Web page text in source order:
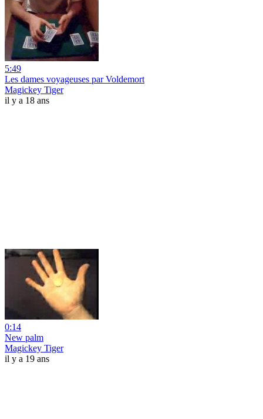
5:49
Les dames voyageuses par Voldemort
Magickey Tiger
il y a 18 ans
0:14
New palm
Magickey Tiger
il y a 19 ans